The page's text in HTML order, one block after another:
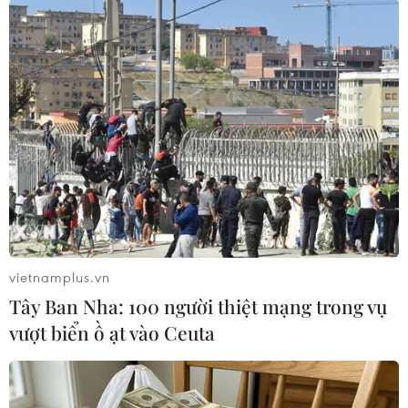
Theo lịch thi đấu, đội tuyển Việt Nam sẽ lần
lượt chạm trán với Iraq vào ngày 8/1/2019, tiếp
đến là Iran (12/1) và Yemen (16/1)./.
(Vietnam+)
vietnamplus.vn
Tây Ban Nha: 100 người thiệt mạng trong vụ
vượt biển ồ ạt vào Ceuta